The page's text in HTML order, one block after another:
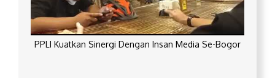
PPLI Kuatkan Sinergi Dengan Insan Media Se-Bogor